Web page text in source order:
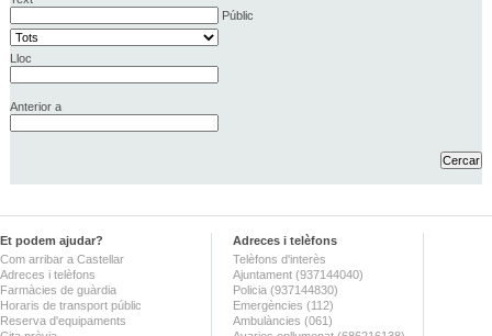
Públic
Lloc
Anterior a
Et podem ajudar?
Com arribar a Castellar
Adreces i telèfons
Farmàcies de guàrdia
Horaris de transport públic
Reserva d'equipaments
Adreces i telèfons
Telèfons d'interès
Ajuntament (937144040)
Policia (937144830)
Emergències (112)
Ambulàncies (061)